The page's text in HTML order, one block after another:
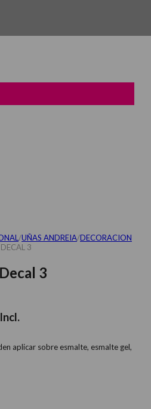
/UÑAS ANDREIA/DECORACION
3
3
aplicar sobre esmalte, esmalte gel,